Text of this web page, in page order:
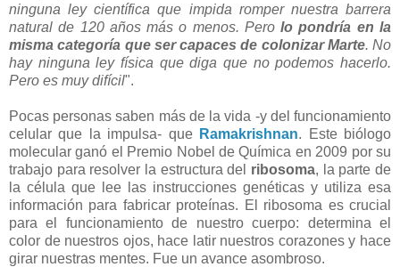
ninguna ley científica que impida romper nuestra barrera
natural de 120 años más o menos. Perolo pondría en la
misma categoría que ser capaces de colonizar Marte. No
hay ninguna ley física que diga que no podemos hacerlo.
Pero es muy difícil".
Pocas personas saben más de la vida -y del funcionamiento
celular que la impulsa- que Ramakrishnan. Este biólogo
molecular ganó el Premio Nobel de Química en 2009 por su
trabajo para resolver la estructura del ribosoma, la parte de
la célula que lee las instrucciones genéticas y utiliza esa
información para fabricar proteínas. El ribosoma es crucial
para el funcionamiento de nuestro cuerpo: determina el
color de nuestros ojos, hace latir nuestros corazones y hace
girar nuestras mentes. Fue un avance asombroso.